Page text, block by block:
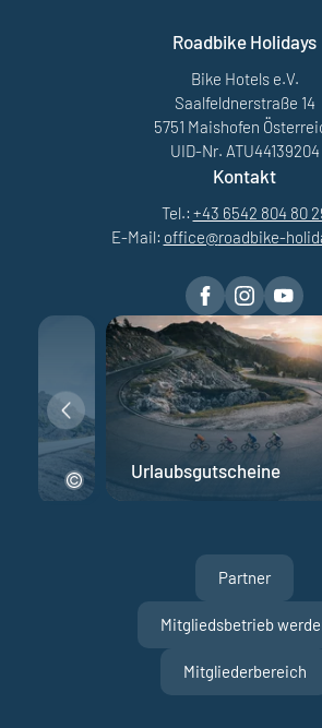
Roadbike Holidays
Bike Hotels e.V.
Saalfeldnerstraße 14
5751 Maishofen
UID-Nr. ATU44139204
Kontakt
Tel.: +43 6542 804 80
E-Mail: office@roadbike-
Urlaubsgutscheine
Partner
Mitgliedsbetrieb
Mitgliederbereich